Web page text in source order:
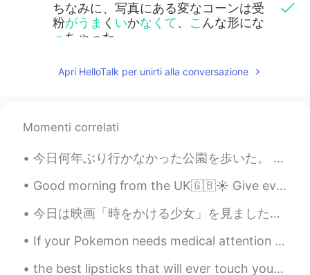
ちなみに、写真にある変なコーンは受
粉がうま く いかなくて、 こ んな形にな
っちゃった
でも鶏なら気にしな いそう🤣
Ruby Jellyfish
How does your son keep fit when he
loves fried rice
Waka 2020.07.13 22:05
Fresh eggs, and vegetables! I'm jealous😊
Apri HelloTalk per unirti alla conversazione
Momenti correlati
今日何年ぶり行かなかった公園を歩いた。 こんなとてもオーストラリアっぽい自然と景色がとても大好きだ。 オーストラリアの自然は自分の中で独特の感覚を引き出す。 アボリジニー人はこの感覚が精霊...
Good morning from the UK🇬🇧☀️ Give everyday the chance to become the most beautiful day of your li...
今日は映画「時をかける少女」を見ました。泣いた。 私は最近とても感情的です 😭 Today I watched “The Girl Who Leapt Through Time”. I cri...
If your Pokemon needs medical attention please take it to the nearest Poke Center for treatment o...
the best lipsticks that will ever touch your lips😘✨💄🌟💖 Worthy of my life savings 😭✌️✨💸💸🌟 💄seditio...